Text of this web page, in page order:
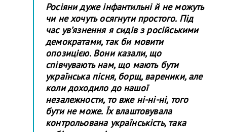
Росіяни дуже інфантильні й не можуть
чи не хочуть осягнути простого. Під
час увʼязнення я сидів з російськими
демократами, так би мовити
опозицією. Вони казали, що
співчувають нам, що мають бути
українська пісня, борщ, вареники, але
коли доходило до нашої
незалежности, то вже ні-ні-ні, того
бути не може. Їх влаштовувала
контрольована українськість, така